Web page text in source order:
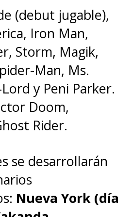
(debut jugable),
Iron Man,
Storm, Magik,
Man, Ms.
y Peni Parker.
Doom,
Rider.
se desarrollarán
Nueva York (día